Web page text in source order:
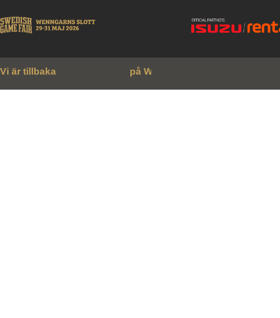
Vi är tillbaka på W